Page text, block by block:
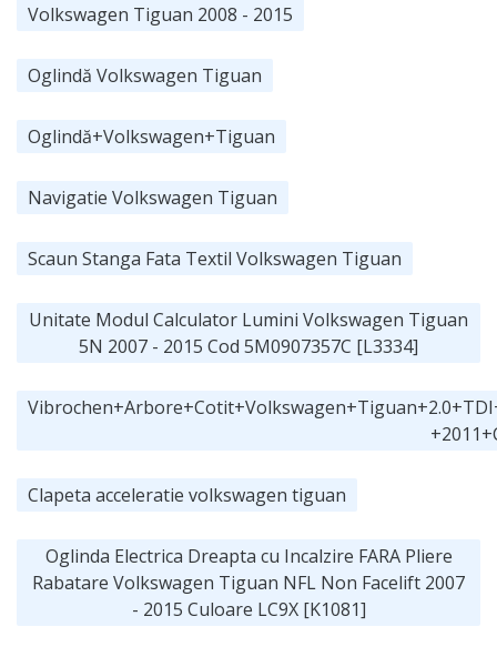
Volkswagen Tiguan 2008 - 2015
Oglindă Volkswagen Tiguan
Oglindă+Volkswagen+Tiguan
Navigatie Volkswagen Tiguan
Scaun Stanga Fata Textil Volkswagen Tiguan
Unitate Modul Calculator Lumini Volkswagen Tiguan
5N 2007 - 2015 Cod 5M0907357C [L3334]
Clapeta acceleratie volkswagen tiguan
Oglinda Electrica Dreapta cu Incalzire FARA Pliere
Rabatare Volkswagen Tiguan NFL Non Facelift 2007
- 2015 Culoare LC9X [K1081]